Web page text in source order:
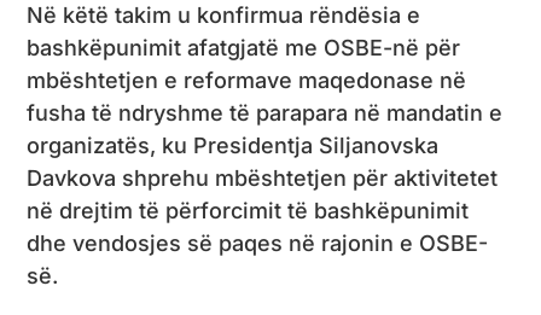
Në këtë takim u konfirmua rëndësia e
bashkëpunimit afatgjatë me OSBE-në për
mbështetjen e reformave maqedonase në
fusha të ndryshme të parapara në mandatin e
organizatës, ku Presidentja Siljanovska
Davkova shprehu mbështetjen për aktivitetet
në drejtim të përforcimit të bashkëpunimit
dhe vendosjes së paqes në rajonin e OSBE-
së.